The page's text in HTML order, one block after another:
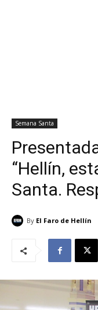
Semana Santa
“Hellín,
Santa.
By El Faro de Hellín